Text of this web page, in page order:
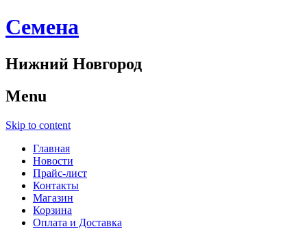
Cемена
Нижний Новгород
Menu
Skip to content
Главная
Новости
Прайс-лист
Контакты
Магазин
Корзина
Оплата и Доставка